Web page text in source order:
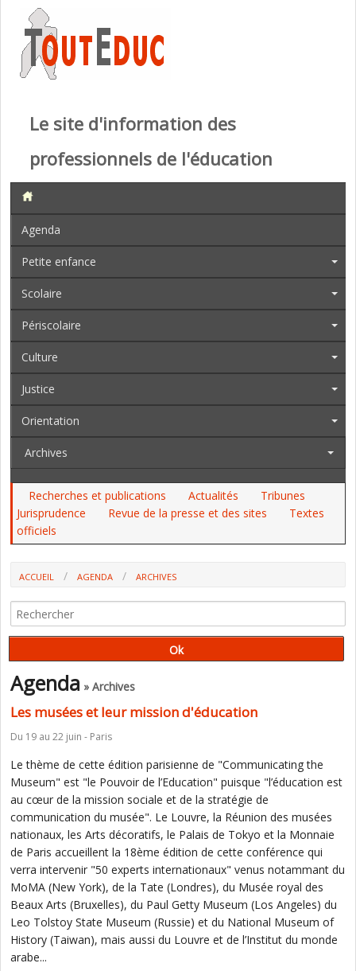
Le site d'information des
professionnels de l'éducation
Agenda
Petite enfance
Scolaire
Périscolaire
Culture
Justice
Orientation
Archives
Recherches et publications Actualités
Tribunes
Jurisprudence
Revue de la presse et des sites
Textes
officiels
ACCUEIL AGENDA
ARCHIVES
Agenda » Archives
Les musées et leur mission d'éducation
Du 19 au 22 juin - Paris
Le thème de cette édition parisienne de "Communicating the
Museum" est "le Pouvoir de l’Education" puisque "l’éducation est
au cœur de la mission sociale et de la stratégie de
communication du musée". Le Louvre, la Réunion des musées
nationaux, les Arts décoratifs, le Palais de Tokyo et la Monnaie
de Paris accueillent la 18ème édition de cette conférence qui
verra intervenir "50 experts internationaux" venus notammant du
MoMA (New York), de la Tate (Londres), du Musée royal des
Beaux Arts (Bruxelles), du Paul Getty Museum (Los Angeles) du
Leo Tolstoy State Museum (Russie) et du National Museum of
History (Taiwan), mais aussi du Louvre et de l’Institut du monde
arabe...